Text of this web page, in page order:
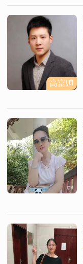
高富帅